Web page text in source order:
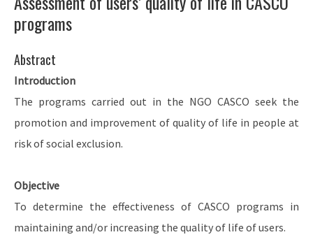
programs
Abstract
Introduction
The programs carried out in the NGO CASCO seek the
promotion and improvement of quality of life in people at
risk of social exclusion.
Objective
To determine the effectiveness of CASCO programs in
maintaining and/or increasing the quality of life of users.